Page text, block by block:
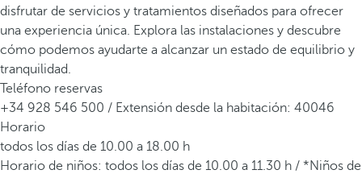
disfrutar de servicios y tratamientos diseñados para ofrecer
una experiencia única. Explora las instalaciones y descubre
cómo podemos ayudarte a alcanzar un estado de equilibrio y
tranquilidad.
Teléfono reservas
+34 928 546 500 / Extensión desde la habitación: 40046
Horario
todos los días de 10.00 a 18.00 h
Horario de niños: todos los días de 10.00 a 11.30 h / *Niños de